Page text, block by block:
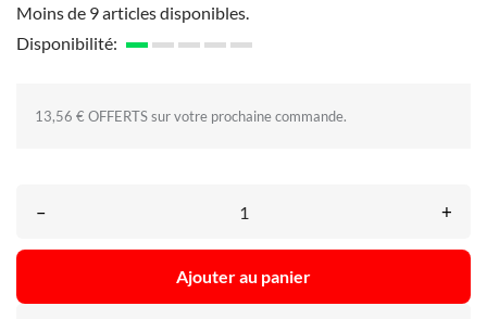
Moins de 9 articles disponibles.
Disponibilité:
13,56 € OFFERTS sur votre prochaine commande.
– +
Ajouter au panier